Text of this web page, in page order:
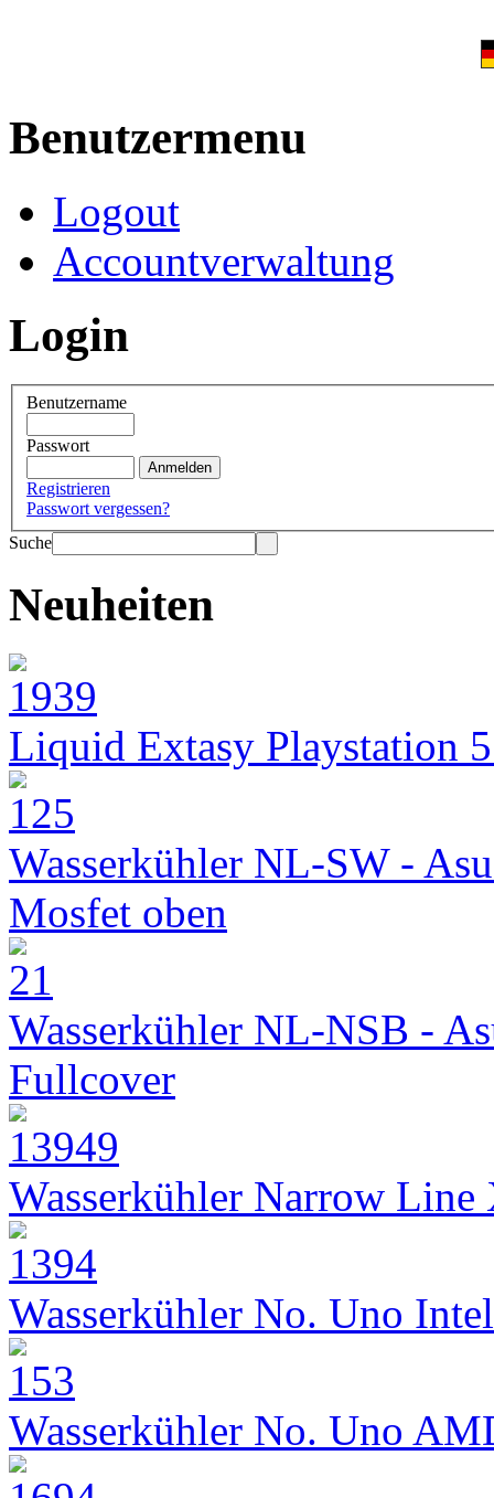
Benutzermenu
Logout
Accountverwaltung
Login
Benutzername
Passwort
Registrieren
Passwort vergessen?
Suche
Neuheiten
Liquid Extasy Playstation
Wasserkühler NL-SW -
Mosfet oben
Wasserkühler NL-NSB -
Fullcover
Wasserkühler Narrow
Wasserkühler No. Uno Intel
Wasserkühler No. Uno